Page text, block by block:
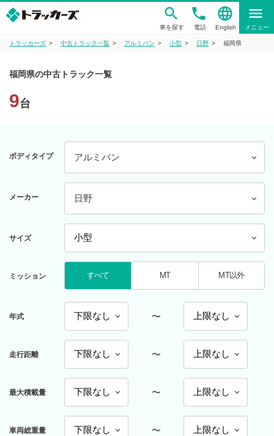
車を探す
phone
電話
language
English
menu
メニュー
トラッカーズ 中古トラック一覧 アルミバン 小型 日野 福岡県
福岡県の中古トラック一覧
9台
ボディタイプ アルミバン
メーカー 日野
サイズ
ミッション すべて MT MT以外
年式 〜
走行距離 〜
最大積載量 〜
車両総重量 〜